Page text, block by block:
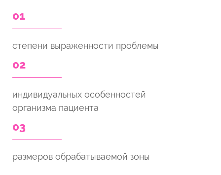
01
степени выраженности проблемы
02
индивидуальных особенностей
организма пациента
03
размеров обрабатываемой зоны